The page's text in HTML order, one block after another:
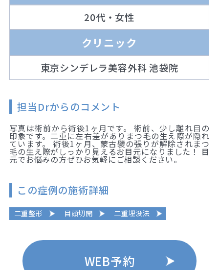
20代・女性
クリニック
東京シンデレラ美容外科 池袋院
担当Drからのコメント
写真は術前から術後1ヶ月です。 術前、少し離れ目の
印象です。二重に左右差がありまつ毛の生え際が隠れ
ています。 術後1ヶ月、蒙古襞の張りが解除されまつ
毛の生え際がしっかり見えるお目元になりました！ 目
元でお悩みの方ぜひお気軽にご相談ください。
この症例の施術詳細
二重整形 目頭切開 二重埋没法
WEB予約